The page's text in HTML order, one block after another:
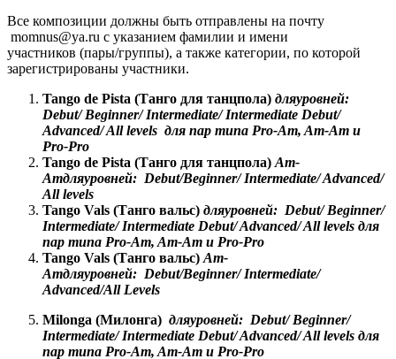
Все композиции должны быть отправлены на почту
momnus@ya.ru с указанием фамилии и имени
участников (пары/группы), а также категории, по которой
зарегистрированы участники.
Tango de Pista (Танго для танцпола) дляуровней:
Debut/ Beginner/ Intermediate/ Intermediate Debut/
Advanced/ All levels для пар типа Pro-Am, Am-Am и
Pro-Pro
Tango de Pista (Танго для танцпола) Am-
Amдляуровней: Debut/Beginner/ Intermediate/ Advanced/
All levels
Tango Vals (Танго вальс) дляуровней: Debut/ Beginner/
Intermediate/ Intermediate Debut/ Advanced/ All levels для
пар типа Pro-Am, Am-Am и Pro-Pro
Tango Vals (Танго вальс) Am-
Amдляуровней: Debut/Beginner/ Intermediate/
Advanced/All Levels
Milonga (Милонга) дляуровней: Debut/ Beginner/
Intermediate/ Intermediate Debut/ Advanced/ All levels для
пар типа Pro-Am, Am-Am и Pro-Pro